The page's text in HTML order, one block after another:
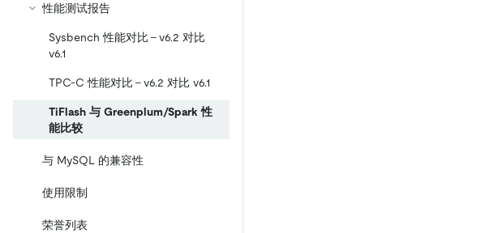
性能测试报告
Sysbench 性能对比 - v6.2 对比
v6.1
TPC-C 性能对比 - v6.2 对比 v6.1
TiFlash 与 Greenplum/Spark 性
能比较
与 MySQL 的兼容性
使用限制
荣誉列表